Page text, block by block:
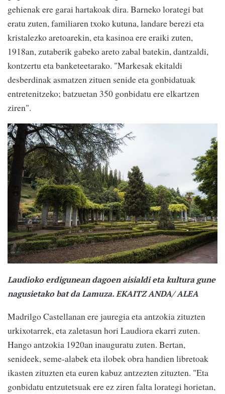
gehienak ere garai hartakoak dira. Barneko lorategi bat
eratu zuten, familiaren txoko kutuna, landare berezi eta
kristalezko aretoarekin, eta kasinoa ere eraiki zuten,
1918an, zutaberik gabeko areto zabal batekin, dantzaldi,
kontzertu eta banketeetarako. "Markesak ekitaldi
desberdinak asmatzen zituen senide eta gonbidatuak
entretenitzeko; batzuetan 350 gonbidatu ere elkartzen
ziren".
Laudioko erdigunean dagoen aisialdi eta kultura gune
nagusietako bat da Lamuza.EKAITZ ANDA/ ALEA
Madrilgo Castellanan ere jauregia eta antzokia zituzten
urkixotarrek, eta zaletasun hori Laudiora ekarri zuten.
Hango antzokia 1920an inauguratu zuten. Bertan,
senideek, seme-alabek eta ilobek obra handien libretoak
ikasten zituzten eta euren kabuz antzezten zituzten. "Eta
gonbidatu entzutetsuak ere ez ziren falta lorategi horietan,